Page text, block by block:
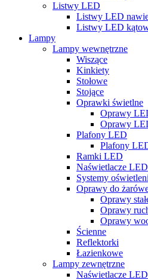
Listwy LED
Listwy LED
Listwy LED
Lampy
Lampy wewnętrzne
Wiszące
Kinkiety
Stołowe
Stojące
Oprawki świetlne
Oprawy
Oprawy
Plafony LED
Plafony
Ramki LED
Naświetlacze LED
Systemy
Oprawy do
Oprawy
Oprawy
Oprawy
Ścienne
Reflektorki
Łazienkowe
Lampy zewnętrzne
Naświetlacze LED